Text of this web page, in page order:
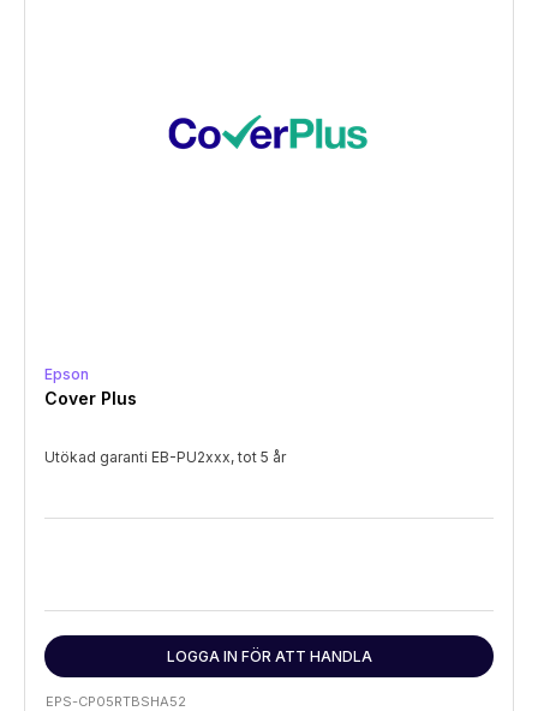
Epson
Cover Plus
Utökad garanti EB-PU2xxx, tot 5 år
LOGGA IN FÖR ATT HANDLA
EPS-CP05RTBSHA52